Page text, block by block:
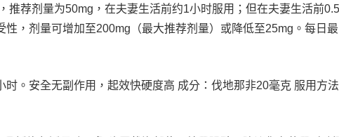
推荐剂量为50mg，在夫妻生活前约1小时服用；但在夫妻生活前
，剂量可增加至200mg（最大推荐剂量）或降低至25mg。每日
时。安全无副作用，起效快硬度高 成分：伐地那非20毫克 服用方法